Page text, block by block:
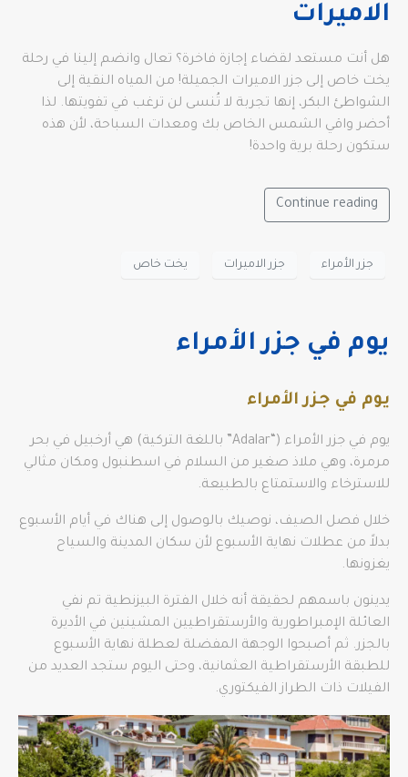
الاميرات
هل أنت مستعد لقضاء إجازة فاخرة؟ تعال وانضم إلينا في رحلة
يخت خاص إلى جزر الاميرات الجميلة! من المياه النقية إلى
الشواطئ البكر، إنها تجربة لا تُنسى لن ترغب في تفويتها. لذا
أحضر واقي الشمس الخاص بك ومعدات السباحة، لأن هذه
ستكون رحلة برية واحدة!
Continue reading
جزر الأمراء جزر الاميرات يخت خاص
يوم في جزر الأمراء
يوم في جزر الأمراء
يوم في جزر الأمراء (“Adalar” باللغة التركية) هي أرخبيل في بحر
مرمرة، وهي ملاذ صغير من السلام في اسطنبول ومكان مثالي
للاسترخاء والاستمتاع بالطبيعة.
خلال فصل الصيف، نوصيك بالوصول إلى هناك في أيام الأسبوع
بدلاً من عطلات نهاية الأسبوع لأن سكان المدينة والسياح
يغزونها.
يدينون باسمهم لحقيقة أنه خلال الفترة البيزنطية تم نفي
العائلة الإمبراطورية والأرستقراطيين المشينين في الأديرة
بالجزر. ثم أصبحوا الوجهة المفضلة لعطلة نهاية الأسبوع
للطبقة الأرستقراطية العثمانية، وحتى اليوم ستجد العديد من
الفيلات ذات الطراز الفيكتوري.